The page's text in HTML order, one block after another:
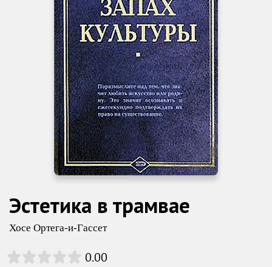
Эстетика в трамвае
Хосе Ортега-и-Гассет
0.00